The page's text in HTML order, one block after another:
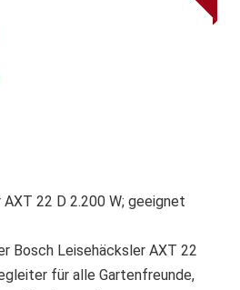
22 D 2.200 W; geeignet
Bosch Leisehäcksler AXT 22
für alle Gartenfreunde,